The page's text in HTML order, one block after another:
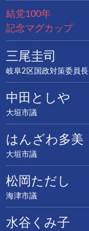
結党100年
記念マグカップ
三尾圭司
岐阜2区国政対策委員長
中田としや
大垣市議
はんざわ多美
大垣市議
松岡ただし
海津市議
水谷くみ子